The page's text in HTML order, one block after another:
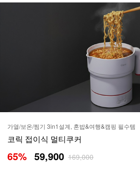
가열/보온/찜기 3in1설계, 혼밥&여행&캠핑 필수템
코릭 접이식 멀티쿠커
65% 59,900 169,000